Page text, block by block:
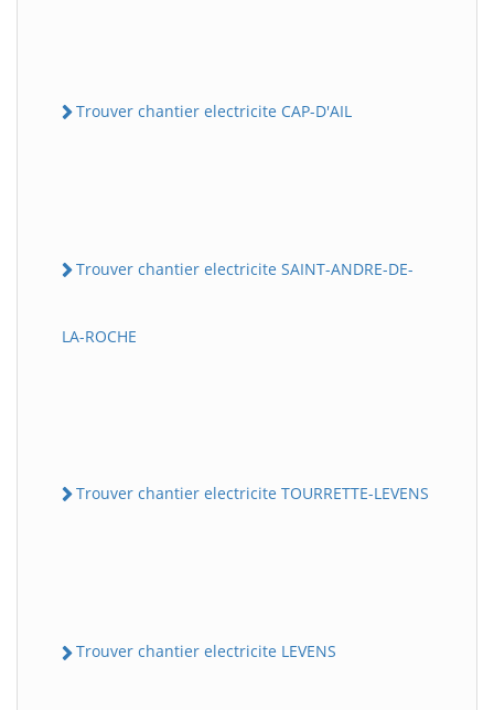
Trouver chantier electricite CAP-D'AIL
Trouver chantier electricite SAINT-ANDRE-DE-
LA-ROCHE
Trouver chantier electricite TOURRETTE-LEVENS
Trouver chantier electricite LEVENS